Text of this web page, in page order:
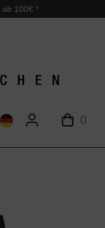
ab 100€ *
0